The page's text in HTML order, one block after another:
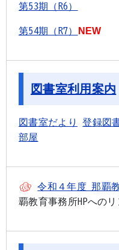
第53期（R6）
第54期（R7） NEW
図書室利用案内
図書室だより 登録図
部屋
令和４年度 那覇
覇教育事務所HPへのリ